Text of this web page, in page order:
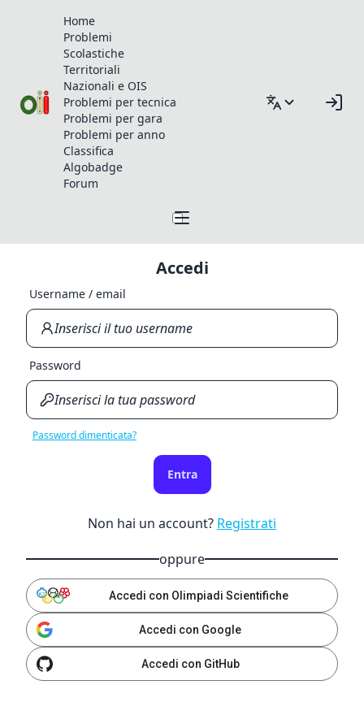
Home
Problemi
Scolastiche
Territoriali
Nazionali e OIS
Problemi per tecnica
Problemi per gara
Problemi per anno
Classifica
Algobadge
Forum
Accedi
Username / email
Password
Password dimenticata?
Entra
Non hai un account? Registrati
oppure
Accedi con Olimpiadi Scientifiche
Accedi con Google
Accedi con GitHub